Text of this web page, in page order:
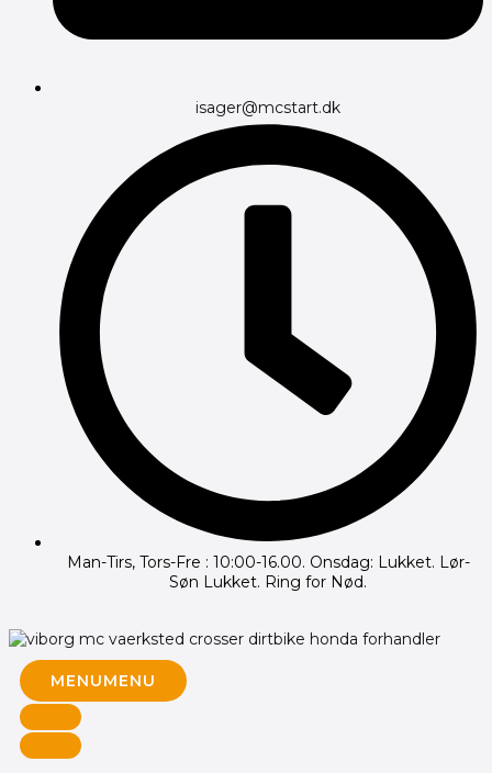
isager@mcstart.dk
Man-Tirs, Tors-Fre : 10:00-16.00. Onsdag: Lukket. Lør-
Søn Lukket. Ring for Nød.
MENUMENU